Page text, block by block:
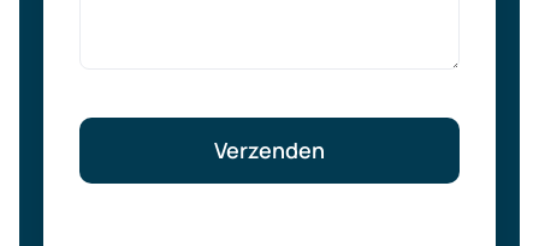
Verzenden